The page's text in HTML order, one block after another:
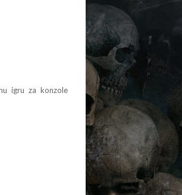
igru za konzole